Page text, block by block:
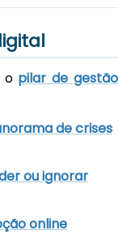
o pilar de gestão
de crises
ou ignorar
online